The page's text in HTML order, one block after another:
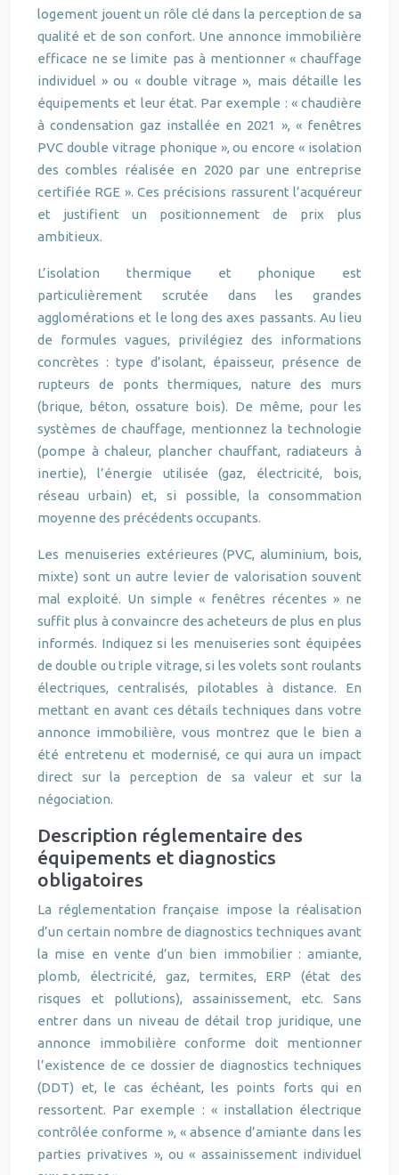
logement jouent un rôle clé dans la perception de sa
qualité et de son confort. Une annonce immobilière
efficace ne se limite pas à mentionner « chauffage
individuel » ou « double vitrage », mais détaille les
équipements et leur état. Par exemple : « chaudière
à condensation gaz installée en 2021 », « fenêtres
PVC double vitrage phonique », ou encore « isolation
des combles réalisée en 2020 par une entreprise
certifiée RGE ». Ces précisions rassurent l’acquéreur
et justifient un positionnement de prix plus
ambitieux.
L’isolation thermique et phonique est
particulièrement scrutée dans les grandes
agglomérations et le long des axes passants. Au lieu
de formules vagues, privilégiez des informations
concrètes : type d’isolant, épaisseur, présence de
rupteurs de ponts thermiques, nature des murs
(brique, béton, ossature bois). De même, pour les
systèmes de chauffage, mentionnez la technologie
(pompe à chaleur, plancher chauffant, radiateurs à
inertie), l’énergie utilisée (gaz, électricité, bois,
réseau urbain) et, si possible, la consommation
moyenne des précédents occupants.
Les menuiseries extérieures (PVC, aluminium, bois,
mixte) sont un autre levier de valorisation souvent
mal exploité. Un simple « fenêtres récentes » ne
suffit plus à convaincre des acheteurs de plus en plus
informés. Indiquez si les menuiseries sont équipées
de double ou triple vitrage, si les volets sont roulants
électriques, centralisés, pilotables à distance. En
mettant en avant ces détails techniques dans votre
annonce immobilière, vous montrez que le bien a
été entretenu et modernisé, ce qui aura un impact
direct sur la perception de sa valeur et sur la
négociation.
Description réglementaire des
équipements et diagnostics
obligatoires
La réglementation française impose la réalisation
d’un certain nombre de diagnostics techniques avant
la mise en vente d’un bien immobilier : amiante,
plomb, électricité, gaz, termites, ERP (état des
risques et pollutions), assainissement, etc. Sans
entrer dans un niveau de détail trop juridique, une
annonce immobilière conforme doit mentionner
l’existence de ce dossier de diagnostics techniques
(DDT) et, le cas échéant, les points forts qui en
ressortent. Par exemple : « installation électrique
contrôlée conforme », « absence d’amiante dans les
parties privatives », ou « assainissement individuel